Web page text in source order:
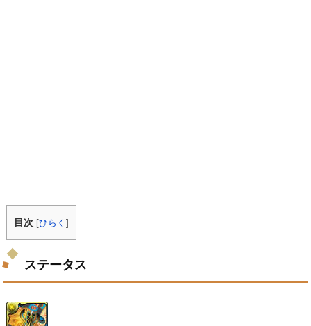
目次 [ひらく]
ステータス